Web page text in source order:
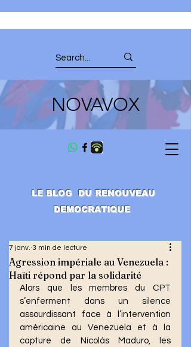
NOVAVOX
LE BLOG DU RENOUVEAU
DEMOCRATIQUE
Agression impériale au Venezuela :
Haïti répond par la solidarité
7 janv. 3 min de lecture
Alors que les membres du CPT
s’enferment dans un silence
assourdissant face à l’intervention
américaine au Venezuela et à la
capture de Nicolás Maduro, les